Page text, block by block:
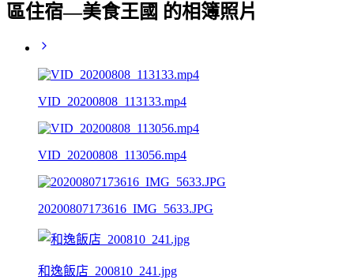
區住宿—美食王國 的相簿照片
VID_20200808_113133.mp4
VID_20200808_113056.mp4
20200807173616_IMG_5633.JPG
和逸飯店_200810_241.jpg